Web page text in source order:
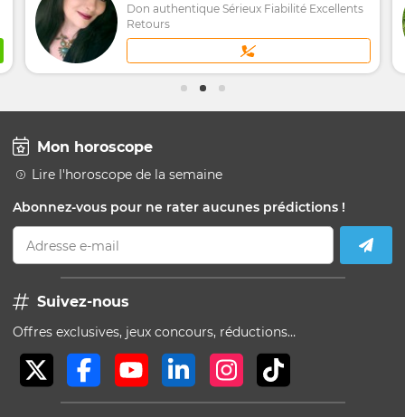
Don authentique Sérieux Fiabilité Excellents
Retours
Mon horoscope
Lire l'horoscope de la semaine
Abonnez-vous pour ne rater aucunes prédictions !
Adresse e-mail
Suivez-nous
Offres exclusives, jeux concours, réductions…